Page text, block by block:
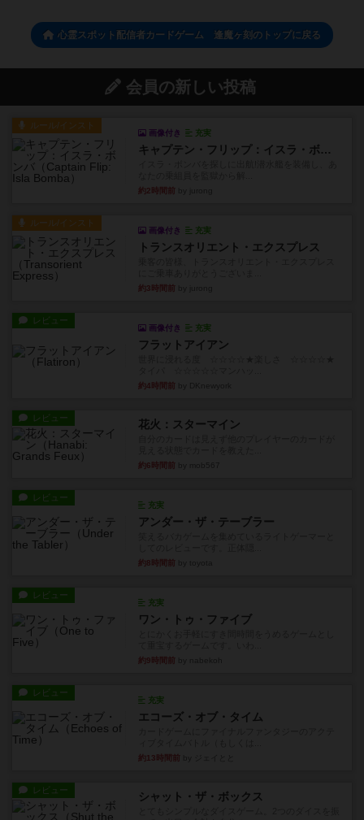
心霊スポット配信者カードゲーム 逢魔ヶ刻のトップに戻る
会員の新しい投稿
ルール/インスト
画像付き 充実
キャプテン・フリップ：イスラ・ボンバ
約2時間前
ルール/インスト
画像付き 充実
トランスオリエント・エクスプレス
約3時間前
レビュー
画像付き 充実
フラットアイアン
約4時間前
レビュー 花火：スターマイン
約6時間前
レビュー
充実
アンダー・ザ・テーブラー
約8時間前
レビュー
充実
ワン・トゥ・ファイブ
約9時間前
レビュー
充実
エコーズ・オブ・タイム
約13時間前
レビュー シャット・ザ・ボックス